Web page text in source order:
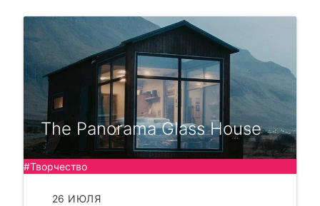
The Panorama Glass House
#Творчество
26 ИЮЛЯ